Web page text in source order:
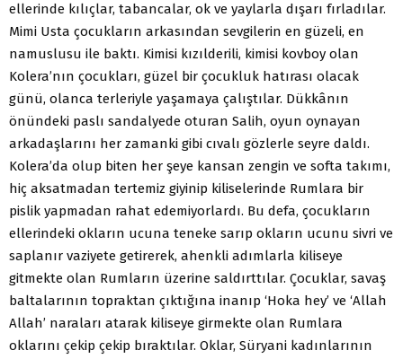
ellerinde kılıçlar, tabancalar, ok ve yaylarla dışarı fırladılar.
Mimi Usta çocukların arkasından sevgilerin en güzeli, en
namuslusu ile baktı. Kimisi kızılderili, kimisi kovboy olan
Kolera’nın çocukları, güzel bir çocukluk hatırası olacak
günü, olanca terleriyle yaşamaya çalıştılar. Dükkânın
önündeki paslı sandalyede oturan Salih, oyun oynayan
arkadaşlarını her zamanki gibi cıvalı gözlerle seyre daldı.
Kolera’da olup biten her şeye kansan zengin ve softa takımı,
hiç aksatmadan tertemiz giyinip kiliselerinde Rumlara bir
pislik yapmadan rahat edemiyorlardı. Bu defa, çocukların
ellerindeki okların ucuna teneke sarıp okların ucunu sivri ve
saplanır vaziyete getirerek, ahenkli adımlarla kiliseye
gitmekte olan Rumların üzerine saldırttılar. Çocuklar, savaş
baltalarının topraktan çıktığına inanıp ‘Hoka hey’ ve ‘Allah
Allah’ naraları atarak kiliseye girmekte olan Rumlara
oklarını çekip çekip bıraktılar. Oklar, Süryani kadınlarının